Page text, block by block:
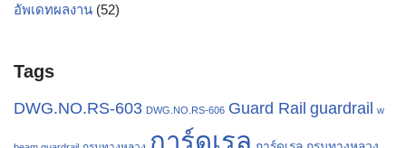
อัพเดทผลงาน (52)
Tags
DWG.NO.RS-603 DWG.NO.RS-606 Guard Rail guardrail w
การ์ดเรล